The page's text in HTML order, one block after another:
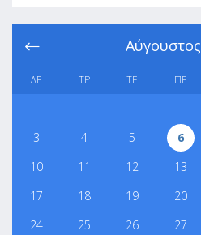
Αύγουστος
ΔΕ ΤΡ ΤΕ ΠΕ
3
4 5 6
10
11 12 13
17
18 19 20
24
25 26 27